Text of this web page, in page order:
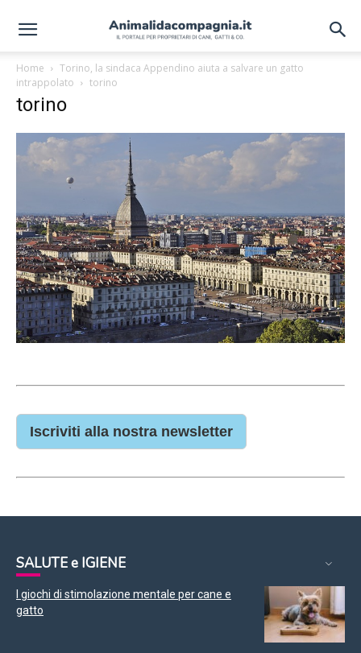
Home
Torino, la sindaca Appendino aiuta a salvare un gatto
intrappolato
torino
torino
Iscriviti alla nostra newsletter
SALUTE e IGIENE
I giochi di stimolazione mentale per cane e
gatto